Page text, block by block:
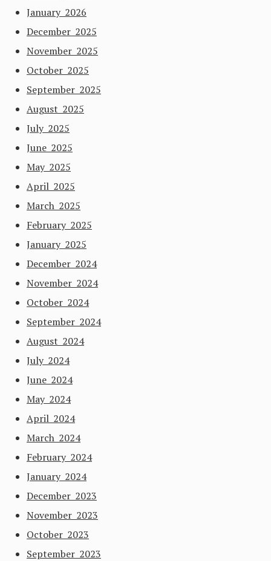
January 2026
December 2025
November 2025
October 2025
September 2025
August 2025
July 2025
June 2025
May 2025
April 2025
March 2025
February 2025
January 2025
December 2024
November 2024
October 2024
September 2024
August 2024
July 2024
June 2024
May 2024
April 2024
March 2024
February 2024
January 2024
December 2023
November 2023
October 2023
September 2023